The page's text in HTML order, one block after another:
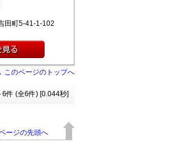
田町5-41-1-102
このページのトップへ
6件 (全6件) [0.044秒]
ージの先頭へ